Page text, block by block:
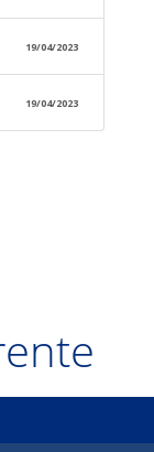
19/04/2023
19/04/2023